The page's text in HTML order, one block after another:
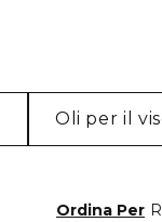
Oli per il
Ordina Per